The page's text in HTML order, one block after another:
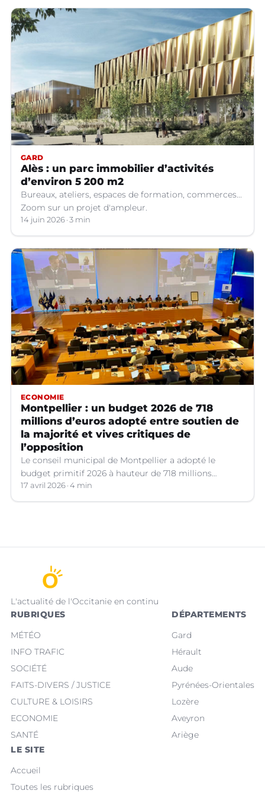
GARD
Alès : un parc immobilier d’activités
d’environ 5 200 m2
Bureaux, ateliers, espaces de formation, commerces...
Zoom sur un projet d'ampleur.
14 juin 2026 3 min
ECONOMIE
Montpellier : un budget 2026 de 718
millions d’euros adopté entre soutien de
la majorité et vives critiques de
l’opposition
Le conseil municipal de Montpellier a adopté le
budget primitif 2026 à hauteur de 718 millions
d’euros, qui a suscité de vifs débats.
17 avril 2026 4 min
L'actualité de l'Occitanie en continu
RUBRIQUES
MÉTÉO
INFO TRAFIC
SOCIÉTÉ
FAITS-DIVERS / JUSTICE
CULTURE & LOISIRS
ECONOMIE
SANTÉ
DÉPARTEMENTS
Gard
Hérault
Aude
Pyrénées-Orientales
Lozère
Aveyron
Ariège
LE SITE
Accueil
Toutes les rubriques